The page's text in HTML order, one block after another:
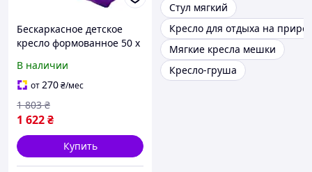
Бескаркасное детское
кресло формованное 50 х
В наличии
от270₴/мес
1 622₴
1 803 ₴
Купить
Стул мягкий
Кресло для отдыха на
Мягкие кресла мешки
Кресло-груша